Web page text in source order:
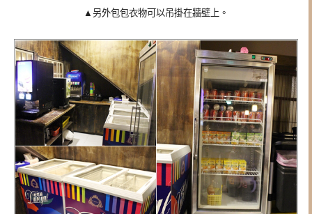
▲另外包包衣物可以吊掛在牆壁上。